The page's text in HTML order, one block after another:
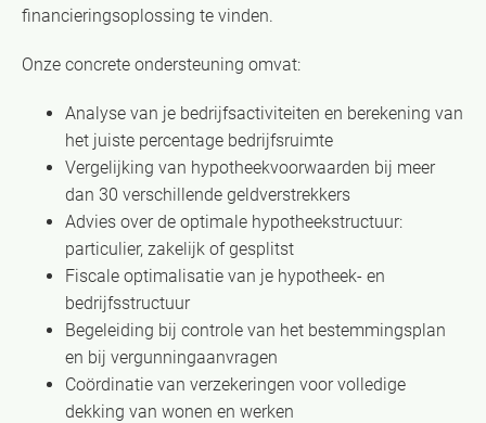
financieringsoplossing te vinden.
Onze concrete ondersteuning omvat:
Analyse van je bedrijfsactiviteiten en berekening van
het juiste percentage bedrijfsruimte
Vergelijking van hypotheekvoorwaarden bij meer
dan 30 verschillende geldverstrekkers
Advies over de optimale hypotheekstructuur:
particulier, zakelijk of gesplitst
Fiscale optimalisatie van je hypotheek- en
bedrijfsstructuur
Begeleiding bij controle van het bestemmingsplan
en bij vergunningaanvragen
Coördinatie van verzekeringen voor volledige
dekking van wonen en werken